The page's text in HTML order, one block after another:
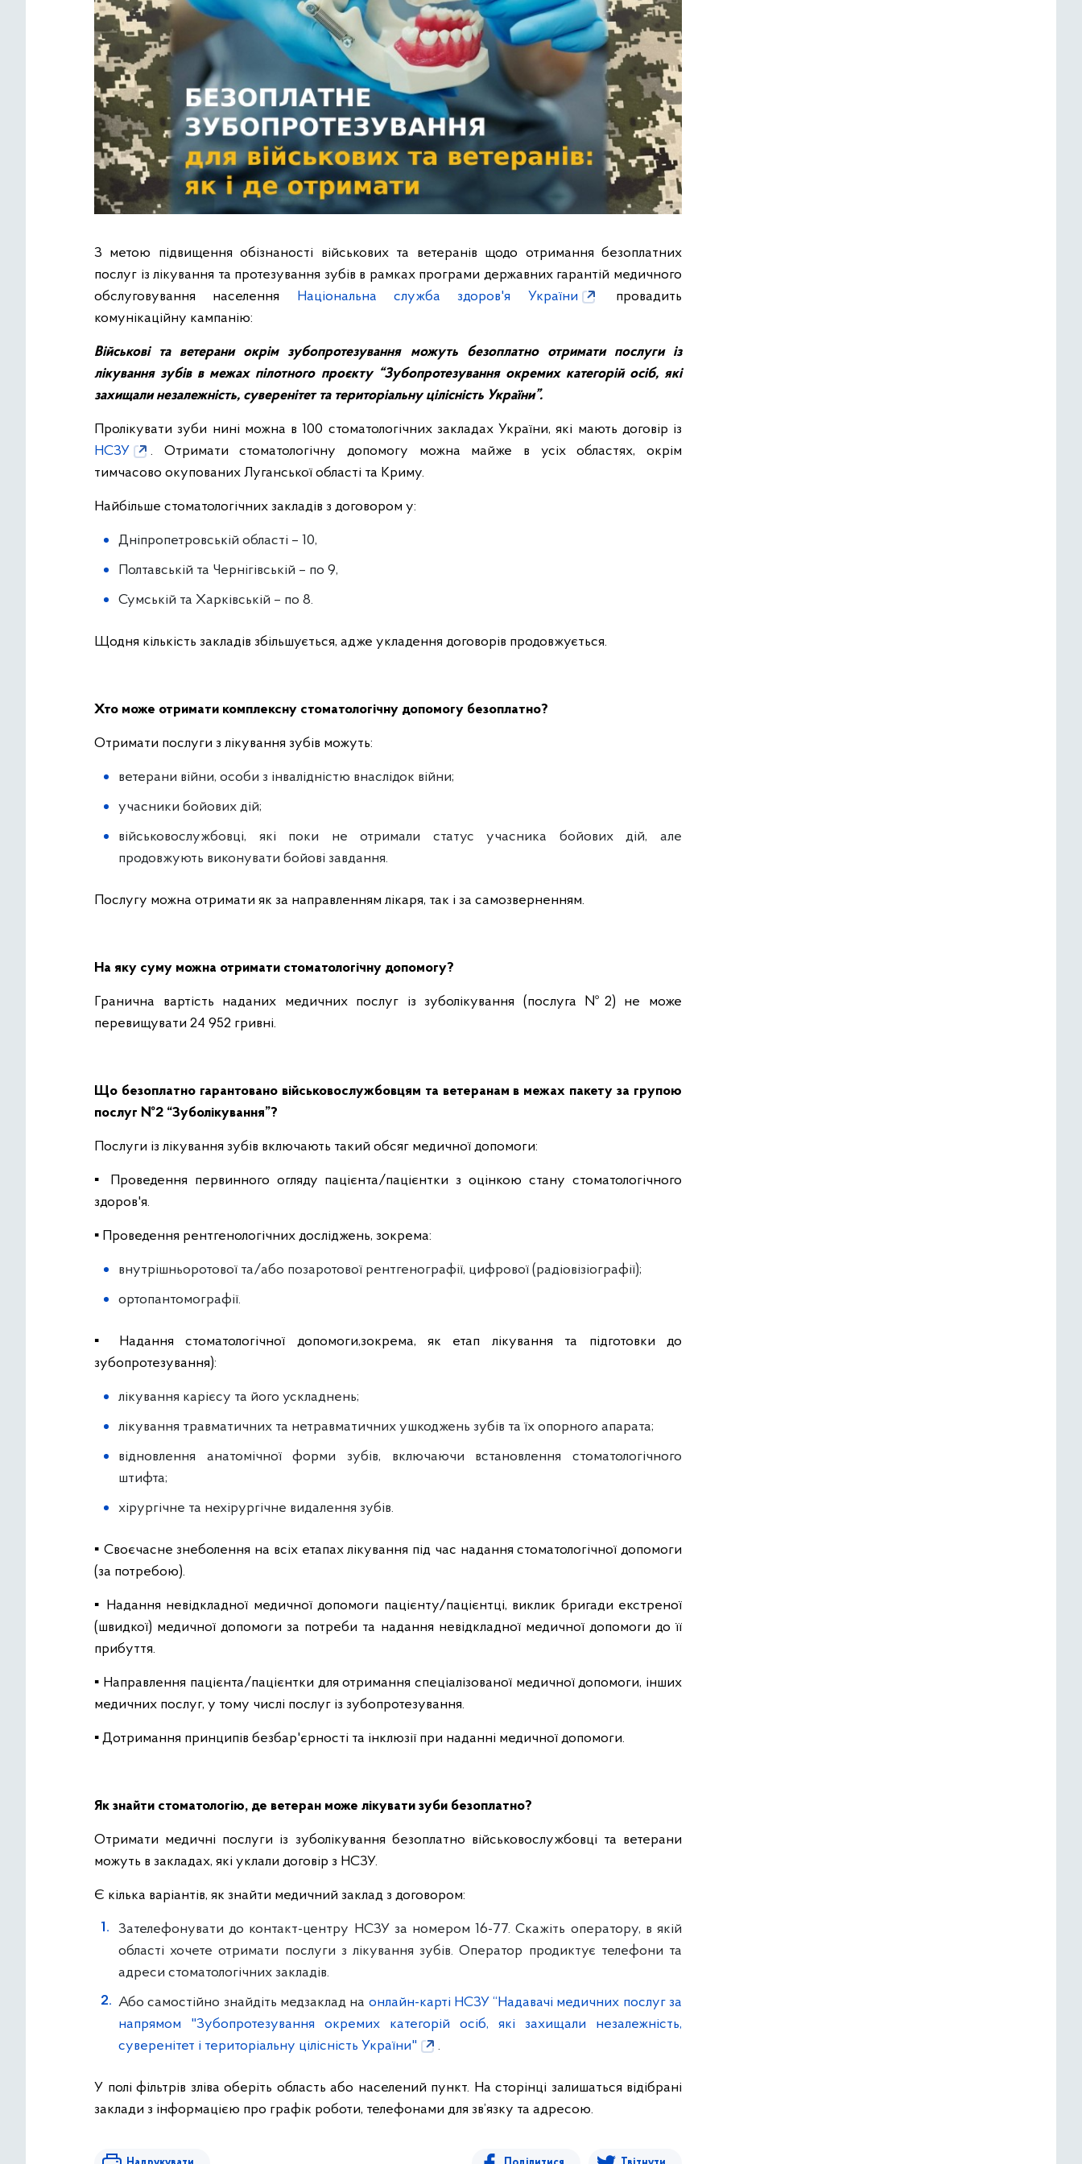
З метою підвищення обізнаності військових та ветеранів щодо отримання безоплатних
послуг із лікування та протезування зубів в рамках програми державних гарантій медичного
обслуговування населення Національна служба здоров'я України
провадить
комунікаційну кампанію:
Військові та ветерани окрім зубопротезування можуть безоплатно отримати послуги із
лікування зубів в межах пілотного проєкту “Зубопротезування окремих категорій осіб, які
захищали незалежність, суверенітет та територіальну цілісність України”.
Пролікувати зуби нині можна в 100 стоматологічних закладах України, які мають договір із
НСЗУ
. Отримати стоматологічну допомогу можна майже в усіх областях, окрім
тимчасово окупованих Луганської області та Криму.
Найбільше стоматологічних закладів з договором у:
Дніпропетровській області – 10,
Полтавській та Чернігівській – по 9,
Сумській та Харківській – по 8.
Щодня кількість закладів збільшується, адже укладення договорів продовжується.
Хто може отримати комплексну стоматологічну допомогу безоплатно?
Отримати послуги з лікування зубів можуть:
ветерани війни, особи з інвалідністю внаслідок війни;
учасники бойових дій;
військовослужбовці, які поки не отримали статус учасника бойових дій, але
продовжують виконувати бойові завдання.
Послугу можна отримати як за направленням лікаря, так і за самозверненням.
На яку суму можна отримати стоматологічну допомогу?
Гранична вартість наданих медичних послуг із зуболікування (послуга №2) не може
перевищувати 24 952 гривні.
Що безоплатно гарантовано військовослужбовцям та ветеранам в межах пакету за групою
послуг №2 “Зуболікування”?
Послуги із лікування зубів включають такий обсяг медичної допомоги:
▪️ Проведення первинного огляду пацієнта/пацієнтки з оцінкою стану стоматологічного
здоров'я.
▪️ Проведення рентгенологічних досліджень, зокрема:
внутрішньоротової та/або позаротової рентгенографії, цифрової (радіовізіографії);
ортопантомографії.
▪️ Надання стоматологічної допомоги,зокрема, як етап лікування та підготовки до
зубопротезування):
лікування карієсу та його ускладнень;
лікування травматичних та нетравматичних ушкоджень зубів та їх опорного апарата;
відновлення анатомічної форми зубів, включаючи встановлення стоматологічного
штифта;
хірургічне та нехірургічне видалення зубів.
▪️ Своєчасне знеболення на всіх етапах лікування під час надання стоматологічної допомоги
(за потребою).
▪️ Надання невідкладної медичної допомоги пацієнту/пацієнтці, виклик бригади екстреної
(швидкої) медичної допомоги за потреби та надання невідкладної медичної допомоги до її
прибуття.
▪️ Направлення пацієнта/пацієнтки для отримання спеціалізованої медичної допомоги, інших
медичних послуг, у тому числі послуг із зубопротезування.
▪️ Дотримання принципів безбар'єрності та інклюзії при наданні медичної допомоги.
Як знайти стоматологію, де ветеран може лікувати зуби безоплатно?
Отримати медичні послуги із зуболікування безоплатно військовослужбовці та ветерани
можуть в закладах, які уклали договір з НСЗУ.
Є кілька варіантів, як знайти медичний заклад з договором:
Зателефонувати до контакт-центру НСЗУ за номером 16-77. Скажіть оператору, в якій
області хочете отримати послуги з лікування зубів. Оператор продиктує телефони та
адреси стоматологічних закладів.
Або самостійно знайдіть медзаклад на онлайн-карті НСЗУ “Надавачі медичних послуг за
напрямом "Зубопротезування окремих категорій осіб, які захищали незалежність,
суверенітет і територіальну цілісність України"
.
У полі фільтрів зліва оберіть область або населений пункт. На сторінці залишаться відібрані
заклади з інформацією про графік роботи, телефонами для зв’язку та адресою.